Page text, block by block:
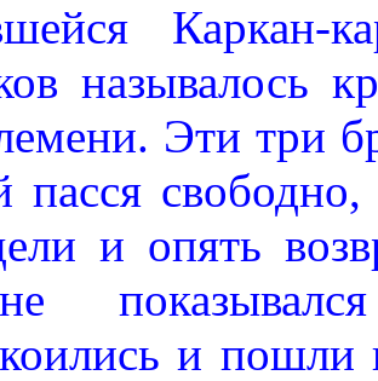
Каркан-
называлось
Эти три
пасся
и опять
и пошли